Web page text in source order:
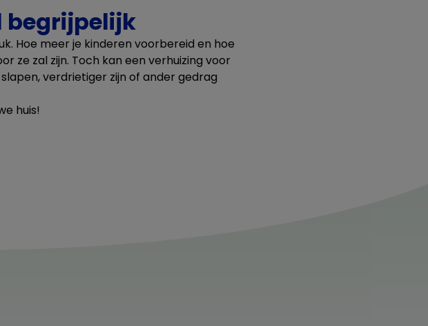
begrijpelijk
Hoe meer je kinderen voorbereid en hoe
ze zal zijn. Toch kan een verhuizing voor
verdrietiger zijn of ander gedrag
huis!